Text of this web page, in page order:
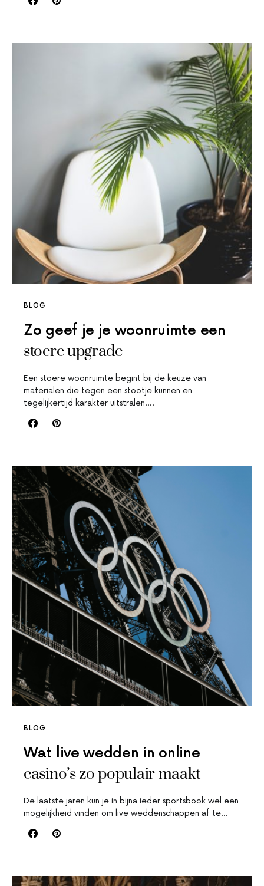
BLOG
Zo geef je je woonruimte een
stoere upgrade
Een stoere woonruimte begint bij de keuze van
materialen die tegen een stootje kunnen en
tegelijkertijd karakter uitstralen.…
BLOG
Wat live wedden in online
casino’s zo populair maakt
De laatste jaren kun je in bijna ieder sportsbook wel een
mogelijkheid vinden om live weddenschappen af te…